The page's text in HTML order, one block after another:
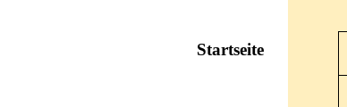
Startseite